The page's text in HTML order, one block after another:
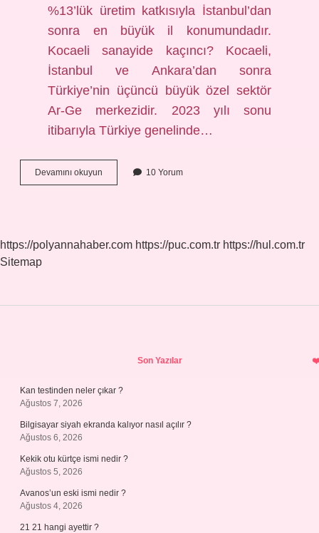
%13’lük üretim katkısıyla İstanbul’dan
sonra en büyük il konumundadır.
Kocaeli sanayide kaçıncı? Kocaeli,
İstanbul ve Ankara’dan sonra
Türkiye’nin üçüncü büyük özel sektör
Ar-Ge merkezidir. 2023 yılı sonu
itibarıyla Türkiye genelinde…
Devamını okuyun
Sanayi
10 Yorum
https://polyannahaber.com https://puc.com.tr https://hul.com.tr
Sitemap
Son Yazılar
Kan testinden neler çıkar ?
Ağustos 7, 2026
Bilgisayar siyah ekranda kalıyor nasıl açılır ?
Ağustos 6, 2026
Kekik otu kürtçe ismi nedir ?
Ağustos 5, 2026
Avanos’un eski ismi nedir ?
Ağustos 4, 2026
21 21 hangi ayettir ?